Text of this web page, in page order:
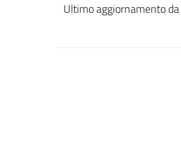
Ultimo aggiornamento